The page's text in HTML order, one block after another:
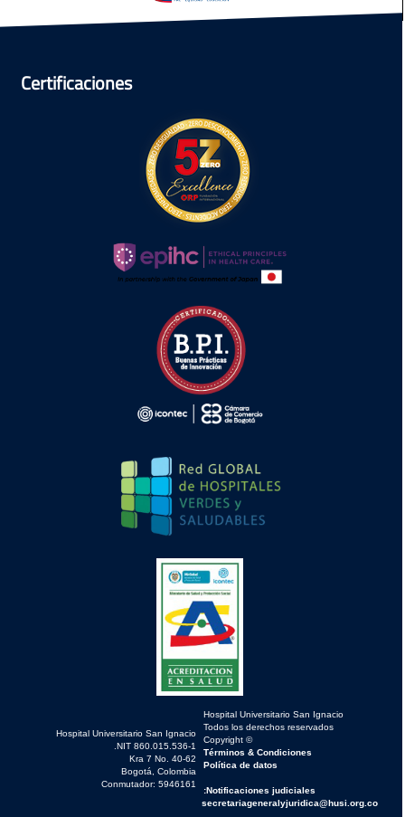
Certificaciones
Hospital Universitario San Ignacio
Todos los derechos reservados
© Copyright
Términos & Condiciones
Política de datos
Notificaciones judiciales:
secretariageneralyjuridica@husi.org.co
Hospital Universitario San Ignacio
NIT 860.015.536-1.
Kra 7 No. 40-62
Bogotá, Colombia
Conmutador: 5946161